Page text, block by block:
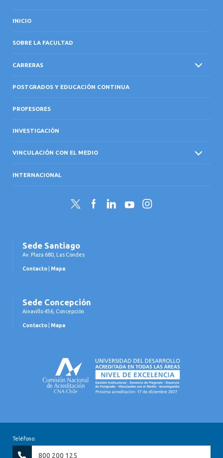
INICIO
SOBRE LA FACULTAD
CARRERAS
POSTGRADOS Y EDUCACIÓN CONTINUA
PROFESORES
INVESTIGACIÓN
VINCULACIÓN CON EL MEDIO
INTERNACIONAL
Twitter FacebookLinkedInYouTubeInstagram
Sede Santiago
Av. Plaza 680, Las Condes
Contacto Mapa
Sede Concepción
Ainavillo 456, Concepción
Contacto Mapa
Teléfono:
800 200 125